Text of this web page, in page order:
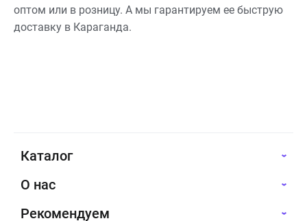
оптом или в розницу. А мы гарантируем ее быструю
доставку в Караганда.
Каталог
О нас
Рекомендуем